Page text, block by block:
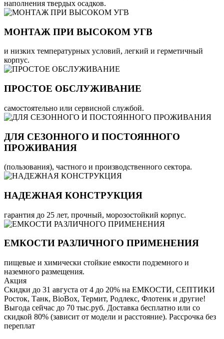
наполнения твердых осадков.
МОНТАЖ ПРИ ВЫСОКОМ УГВ
и низких температурных условий, легкий и герметичный
корпус.
ПРОСТОЕ ОБСЛУЖИВАНИЕ
самостоятельно или сервисной службой.
ДЛЯ СЕЗОННОГО И ПОСТОЯННОГО
ПРОЖИВАНИЯ
(пользования), частного и производственного сектора.
НАДЕЖНАЯ КОНСТРУКЦИЯ
гарантия до 25 лет, прочный, морозостойкий корпус.
ЕМКОСТИ РАЗЛИЧНОГО ПРИМЕНЕНИЯ
пищевые и химически стойкие емкости подземного и
наземного размещения.
Акция
Скидки до 31 августа от 4 до 20% на ЕМКОСТИ, СЕПТИКИ
Росток, Танк, BioBox, Термит, Родлекс, Флотенк и другие!
Выгода сейчас до 70 тыс.руб. Доставка бесплатно или со
скидкой 80% (зависит от модели и расстояние). Рассрочка без
переплат